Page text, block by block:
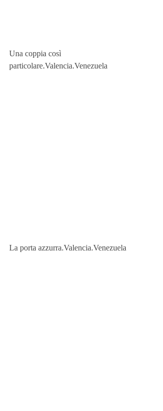
Una coppia così
particolare.Valencia.Venezuela
La porta azzurra.Valencia.Venezuela